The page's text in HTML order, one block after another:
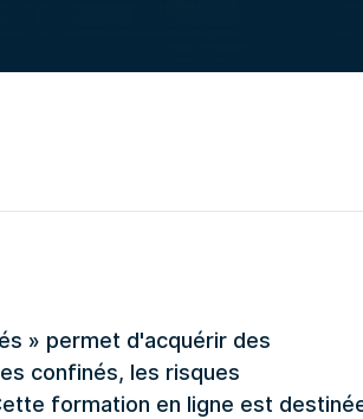
» permet d'acquérir des
confinés, les risques
formation en ligne est